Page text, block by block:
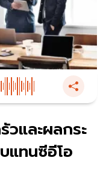
และผลกระ
แทนซีอีโอ